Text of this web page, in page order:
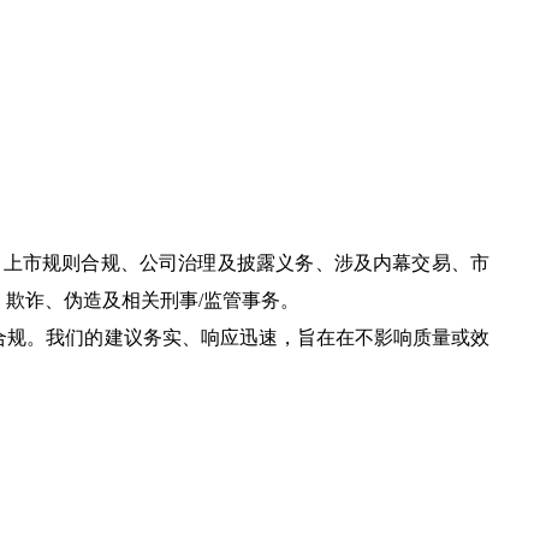
市规则合规、公司治理及披露义务、涉及内幕交易、市
诈、伪造及相关刑事/监管事务。
。我们的建议务实、响应迅速，旨在在不影响质量或效